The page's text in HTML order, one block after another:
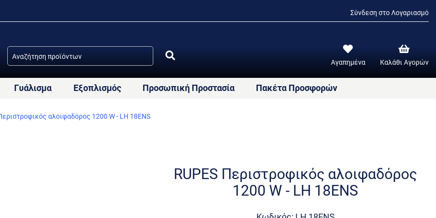
Σύνδεση στο Λογαριασμό
Αγαπημένα Καλάθι Αγορών
Γυάλισμα Εξοπλισμός Προσωπική Προστασία Πακέτα Προσφορών
αλοιφαδόρος 1200 W - LH 18ENS
RUPES Περιστροφικός αλοιφαδόρος
1200 W - LH 18ENS